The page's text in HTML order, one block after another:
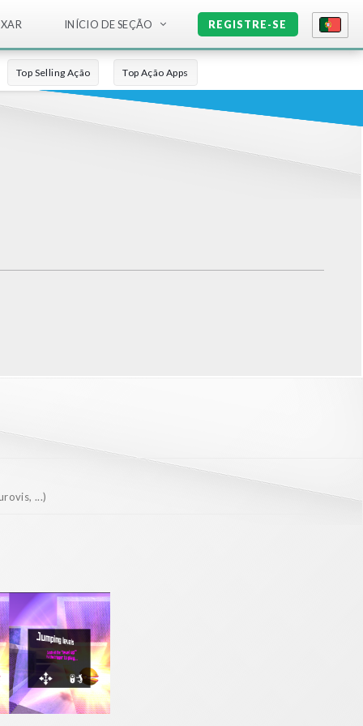
INÍCIO DE SEÇÃO REGISTRE-SE
Top Selling Ação Top Ação Apps
...)